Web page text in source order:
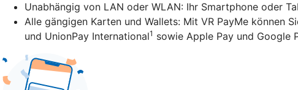
Unabhängig von LAN oder WLAN: Ihr Smartphone oder
Alle gängigen Karten und Wallets: Mit VR PayMe können
und UnionPay International1 sowie Apple Pay und Google